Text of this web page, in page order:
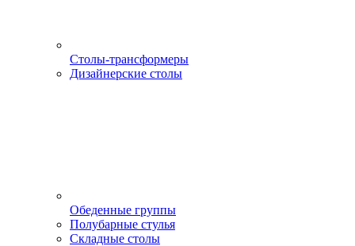
Столы-трансформеры
Дизайнерские столы
Обеденные группы
Полубарные стулья
Складные столы